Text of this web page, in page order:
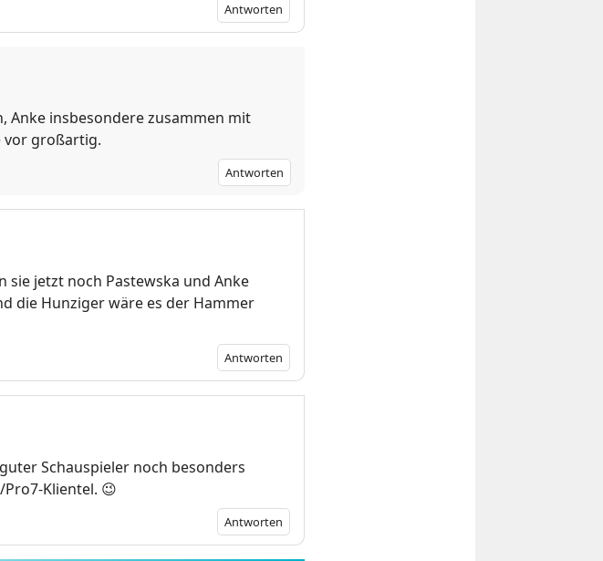
Antworten
Anke insbesondere zusammen mit
vor großartig.
Antworten
sie jetzt noch Pastewska und Anke
die Hunziger wäre es der Hammer
Antworten
Schauspieler noch besonders
😉
Antworten